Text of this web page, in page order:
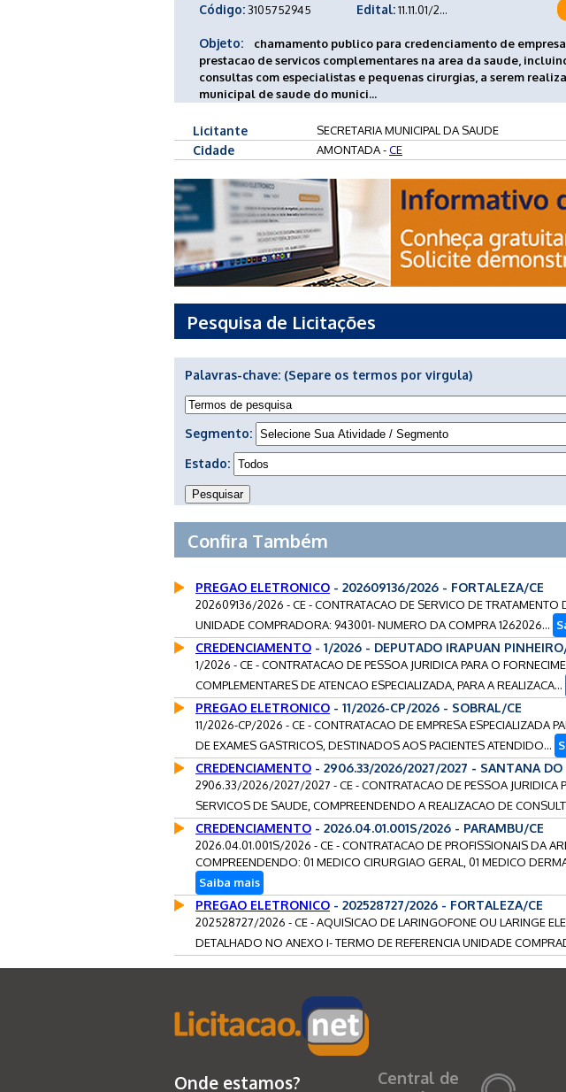
Código:3105752945 Edital:11.11.01/2...
Objeto:
chamamento publico para credenciamento de
prestacao de servicos complementares na area da saude,
consultas com especialistas e pequenas cirurgias, a serem
municipal de saude do munici...
Licitante SECRETARIA MUNICIPAL DA SAUDE
Cidade AMONTADA -CE
Pesquisa de Licitações
Palavras-chave: (Separe os termos por virgula)
Segmento:
Estado:
Confira Também
PREGAO ELETRONICO - 202609136/2026 - FORTALEZA/CE
202609136/2026 - CE - CONTRATACAO DE SERVICO DE TRATAMENTO
UNIDADE COMPRADORA: 943001- NUMERO DA COMPRA 1262026...
CREDENCIAMENTO - 1/2026 - DEPUTADO IRAPUAN
1/2026 - CE - CONTRATACAO DE PESSOA JURIDICA PARA O
COMPLEMENTARES DE ATENCAO ESPECIALIZADA, PARA A REALIZACA...
PREGAO ELETRONICO - 11/2026-CP/2026 - SOBRAL/CE
11/2026-CP/2026 - CE - CONTRATACAO DE EMPRESA ESPECIALIZADA
DE EXAMES GASTRICOS, DESTINADOS AOS PACIENTES ATENDIDO...
CREDENCIAMENTO - 2906.33/2026/2027/2027 - SANTANA DO
2906.33/2026/2027/2027 - CE - CONTRATACAO DE PESSOA JURIDICA
SERVICOS DE SAUDE, COMPREENDENDO A REALIZACAO DE
CREDENCIAMENTO - 2026.04.01.001S/2026 - PARAMBU/CE
2026.04.01.001S/2026 - CE - CONTRATACAO DE PROFISSIONAIS DA
COMPREENDENDO: 01 MEDICO CIRURGIAO GERAL, 01 MEDICO
Saiba mais
PREGAO ELETRONICO - 202528727/2026 - FORTALEZA/CE
202528727/2026 - CE - AQUISICAO DE LARINGOFONE OU LARINGE
DETALHADO NO ANEXO I- TERMO DE REFERENCIA UNIDADE
Onde estamos?
Central de